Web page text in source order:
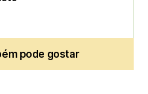
pode gostar